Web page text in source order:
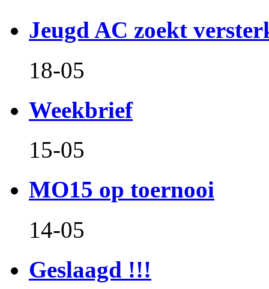
Jeugd AC zoekt
18-05
Weekbrief
15-05
MO15 op toernooi
14-05
Geslaagd !!!